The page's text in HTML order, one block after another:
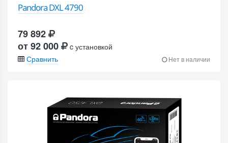
Pandora DXL 4790
79 892
от 92 000
c установкой
Сравнить
Нет в наличии